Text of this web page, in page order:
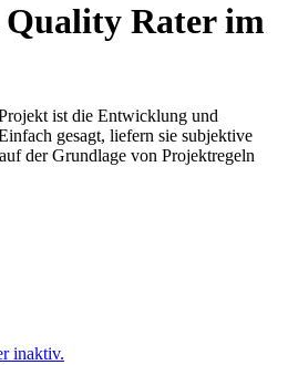
Quality Rater im
ist die Entwicklung und
gesagt, liefern sie subjektive
der Grundlage von Projektregeln
inaktiv.